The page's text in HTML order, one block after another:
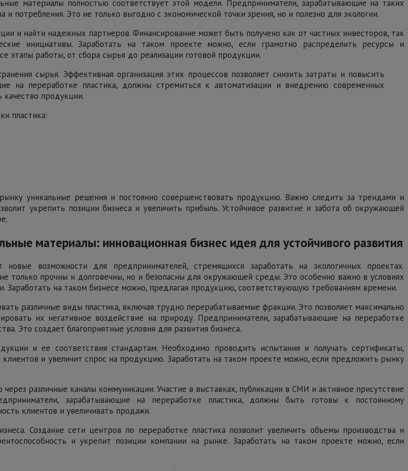
материалы полностью соответствует этой модели. Предприниматели, зарабатывающие на таких
потребления. Это не только выгодно с экономической точки зрения, но и полезно для экологии.
и найти надежных партнеров. Финансирование может быть получено как от частных инвесторов, так
инициативы. Заработать на таком проекте можно, если грамотно распределить ресурсы и
этапы работы, от сбора сырья до реализации готовой продукции.
сырья. Эффективная организация этих процессов позволяет снизить затраты и повысить
на переработке пластика, должны стремиться к автоматизации и внедрению современных
качество продукции.
пластика:
уникальные решения и постоянно совершенствовать продукцию. Важно следить за трендами и
укрепить позиции бизнеса и увеличить прибыль. Устойчивое развитие и забота об окружающей
материалы: инновационная бизнес идея для устойчивого развития
возможности для предпринимателей, стремящихся заработать на экологичных проектах.
только прочны и долговечны, но и безопасны для окружающей среды. Это особенно важно в условиях
Заработать на таком бизнесе можно, предлагая продукцию, соответствующую требованиям времени.
различные виды пластика, включая трудно перерабатываемые фракции. Это позволяет максимально
их негативное воздействие на природу. Предприниматели, зарабатывающие на переработке
Это создает благоприятные условия для развития бизнеса.
и ее соответствия стандартам. Необходимо проводить испытания и получать сертификаты,
и увеличит спрос на продукцию. Заработать на таком проекте можно, если предложить рынку
различные каналы коммуникации. Участие в выставках, публикации в СМИ и активное присутствие
зарабатывающие на переработке пластика, должны быть готовы к постоянному
клиентов и увеличивать продажи.
Создание сети центров по переработке пластика позволит увеличить объемы производства и
и укрепит позиции компании на рынке. Заработать на таком проекте можно, если